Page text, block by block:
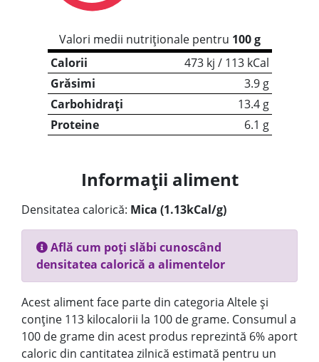
Valori medii nutriționale pentru 100 g
Calorii
473 kj / 113 kCal
Grăsimi
3.9 g
Carbohidrați
13.4 g
Proteine
6.1 g
Informații aliment
Densitatea calorică: Mica (1.13kCal/g)
Află cum poți slăbi cunoscând
densitatea calorică a alimentelor
Acest aliment face parte din categoria Altele și
conține 113 kilocalorii la 100 de grame. Consumul a
100 de grame din acest produs reprezintă 6% aport
caloric din cantitatea zilnică estimată pentru un